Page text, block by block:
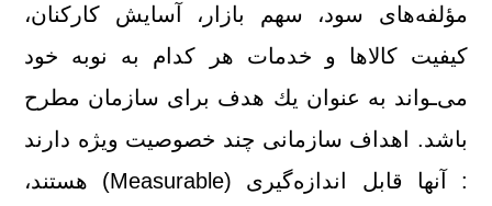
مؤلفه‌های سود، سهم بازار، آسایش كاركنان،
كیفیت كالاها و خدمات هر كدام به نوبه خود
می‌ـواند به عنوان یك هدف برای سازمان مطرح
باشد. اهداف سازمانی چند خصوصیت‌ ویژه دارند
: آنها قابل اندازه‌گیری (Measurable) هستند،